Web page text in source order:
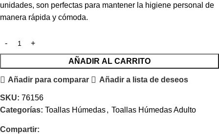
unidades, son perfectas para mantener la higiene personal de
manera rápida y cómoda.
AÑADIR AL CARRITO
Añadir para comparar Añadir a lista de deseos
SKU: 76156
Categorías: Toallas Húmedas, Toallas Húmedas Adulto
Compartir: